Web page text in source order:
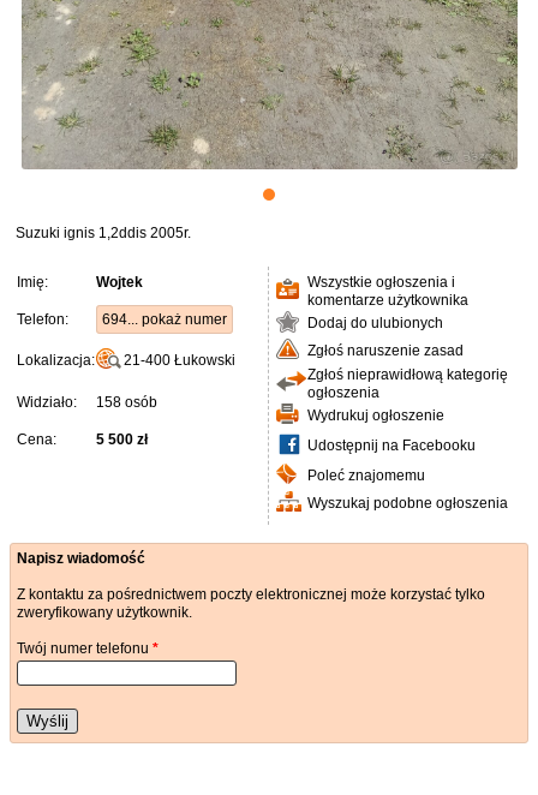
Suzuki ignis 1,2ddis 2005r.
Imię: Wojtek
Telefon: 694... pokaż numer
Lokalizacja: 21-400 Łukowski
Widziało: 158 osób
Cena: 5 500 zł
Wszystkie ogłoszenia i
komentarze użytkownika
Dodaj do ulubionych
Zgłoś naruszenie zasad
Zgłoś nieprawidłową kategorię
ogłoszenia
Wydrukuj ogłoszenie
Udostępnij na Facebooku
Poleć znajomemu
Wyszukaj podobne ogłoszenia
Napisz wiadomość
Z kontaktu za pośrednictwem poczty elektronicznej może korzystać tylko
zweryfikowany użytkownik.
Twój numer telefonu *
Wyślij